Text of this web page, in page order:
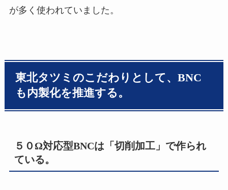
が多く使われていました。
東北タツミのこだわりとして、BNC
も内製化を推進する。
５０Ω対応型BNCは「切削加工」で作られ
ている。